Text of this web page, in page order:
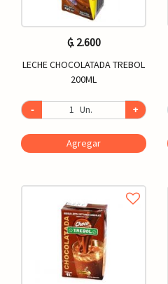
₲. 2.600
LECHE CHOCOLATADA TREBOL
200ML
- Un. +
Agregar